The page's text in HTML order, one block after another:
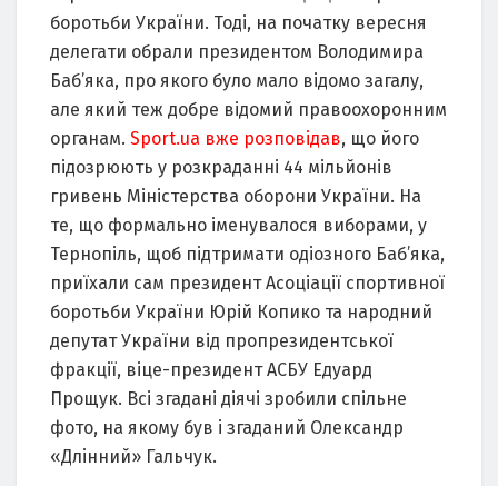
боротьби України. Тоді, на початку вересня
делегати обрали президентом Володимира
Баб’яка, про якого було мало відомо загалу,
але який теж добре відомий правоохоронним
органам. Sport.ua вже розповідав, що його
підозрюють у розкраданні 44 мільйонів
гривень Міністерства оборони України. На
те, що формально іменувалося виборами, у
Тернопіль, щоб підтримати одіозного Баб’яка,
приїхали сам президент Асоціації спортивної
боротьби України Юрій Копико та народний
депутат України від пропрезидентської
фракції, віце-президент АСБУ Едуард
Прощук. Всі згадані діячі зробили спільне
фото, на якому був і згаданий Олександр
«Длінний» Гальчук.